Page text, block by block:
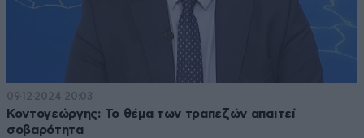
09·12·2024 20:03
Κοντογεώργης: Το θέμα των τραπεζών απαιτεί
σοβαρότητα